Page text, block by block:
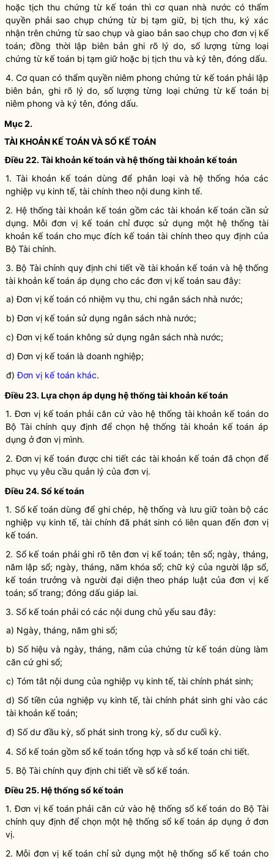
hoặc tịch thu chứng từ kế toán thì cơ quan nhà nước có thẩm
quyền phải sao chụp chứng từ bị tạm giữ, bị tịch thu, ký xác
nhận trên chứng từ sao chụp và giao bản sao chụp cho đơn vị kế
toán; đồng thời lập biên bản ghi rõ lý do, số lượng từng loại
chứng từ kế toán bị tạm giữ hoặc bị tịch thu và ký tên, đóng dấu.
4. Cơ quan có thẩm quyềnniêm phongchứng từ kế toánphải lập
biên bản, ghi rõ lý do, số lượng từng loạichứng từ kế toánbị
niêm phong và ký tên, đóng dấu.
Mục 2.
TÀI KHOẢNKẾ TOÁNVÀ SỔKẾ TOÁN
Điều 22. Tài khoản kế toán và hệ thống tài khoản kế toán
1. Tài khoản kế toán dùng để phân loại và hệ thống hóa các
nghiệp vụ kinh tế, tài chính theo nội dung kinh tế.
2. Hệ thống tài khoản kế toán gồm các tài khoản kế toán cần sử
dụng. Mỗi đơn vị kế toánchỉ được sử dụng một hệ thống tài
khoản kế toán cho mục đích kế toán tài chínhtheo quy định của
Bộ Tài chính.
3. Bộ Tài chính quy định chi tiết về tài khoản kế toán và hệ thống
tài khoản kế toán áp dụng cho các đơn vị kế toán sau đây:
a)Đơn vị kế toán có nhiệm vụ thu, chi ngân sách nhà nước;
b)Đơn vị kế toán sử dụng ngân sách nhà nước;
c)Đơn vị kế toán không sử dụng ngân sách nhà nước;
d)Đơn vị kế toán là doanh nghiệp;
đ)Đơn vị kế toán khác.
Điều 23. Lựa chọn áp dụng hệ thống tài khoản kế toán
1.Đơn vị kế toán phải căn cứ vào hệ thống tài khoản kế toán do
Bộ Tài chính quy định để chọn hệ thống tài khoản kế toán áp
dụng ở đơn vị mình.
2.Đơn vị kế toánđược chi tiết các tài khoản kế toán đã chọn để
phục vụ yêu cầu quản lý của đơn vị.
Điều 24. Sổ kế toán
1. Sổ kế toán dùng để ghi chép, hệ thống và lưu giữ toàn bộ các
nghiệp vụ kinh tế, tài chínhđã phát sinh có liên quan đếnđơn vị
kế toán.
2. Sổ kế toán phải ghi rõ tênđơn vị kế toán; tên sổ; ngày, tháng,
năm lập sổ; ngày, tháng, năm khóa sổ; chữ ký của người lập sổ,
kế toán trưởng và người đại diện theo pháp luật củađơn vị kế
toán; số trang; đóng dấu giáp lai.
3. Sổ kế toán phải có các nội dung chủ yếu sau đây:
a) Ngày, tháng, năm ghi sổ;
b) Số hiệu và ngày, tháng, năm của chứng từ kế toán dùng làm
căn cứ ghi sổ;
c) Tóm tắt nội dung của nghiệp vụ kinh tế, tài chính phát sinh;
d) Số tiền của nghiệp vụ kinh tế, tài chính phát sinh ghi vào các
tài khoản kế toán;
đ) Số dư đầu kỳ, số phát sinh trong kỳ, số dư cuối kỳ.
4. Sổ kế toán gồm sổ kế toán tổng hợp và sổ kế toán chi tiết.
5. Bộ Tài chính quy định chi tiết về sổ kế toán.
Điều 25. Hệ thống sổ kế toán
1.Đơn vị kế toánphải căn cứ vào hệ thống sổ kế toán do Bộ Tài
chính quy định để chọn một hệ thống sổ kế toán áp dụng ở đơn
vị.
2. Mỗi đơn vị kế toán chỉ sử dụng một hệ thống sổ kế toán cho